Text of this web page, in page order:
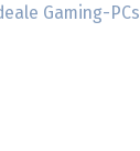
Gaming-PCs